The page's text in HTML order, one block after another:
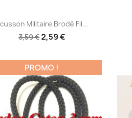
Aperçu rapide
Militaire Brodé Fil...
3,59 €2,59 €
PROMO !